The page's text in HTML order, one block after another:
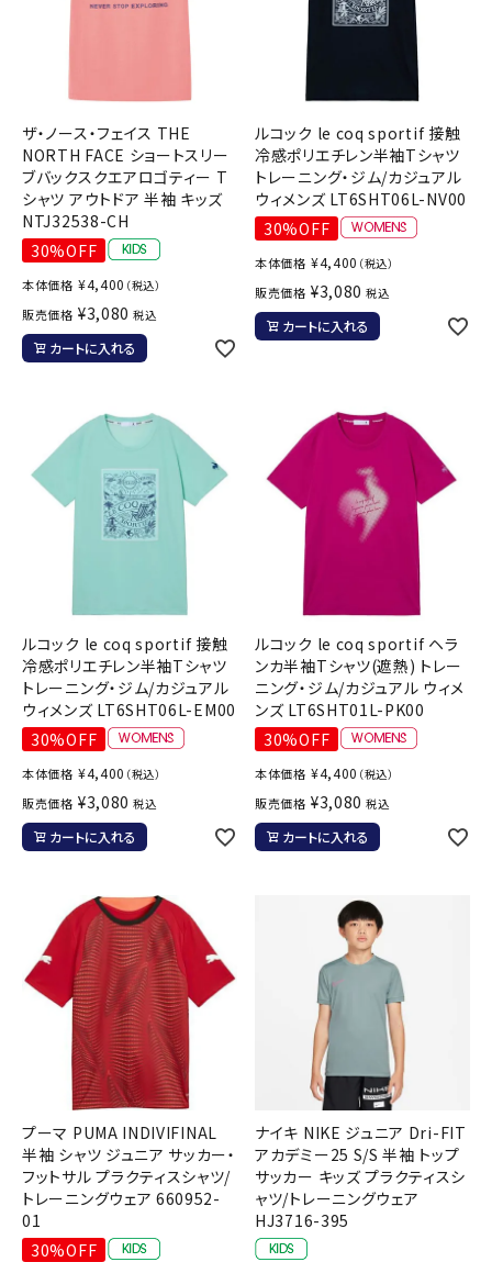
ザ・ノース・フェイス THE
NORTH FACE ショートスリー
ブバックスクエアロゴティー T
シャツ アウトドア 半袖 キッズ
NTJ32538-CH
30%OFF
本体価格 ¥4,400 （税込）
販売価格 ¥3,080 税込
カートに入れる
ルコック le coq sportif 接触
冷感ポリエチレン半袖Tシャツ
トレーニング・ジム/カジュアル
ウィメンズ LT6SHT06L-NV00
30%OFF
本体価格 ¥4,400 （税込）
販売価格 ¥3,080 税込
カートに入れる
ルコック le coq sportif 接触
冷感ポリエチレン半袖Tシャツ
トレーニング・ジム/カジュアル
ウィメンズ LT6SHT06L-EM00
30%OFF
本体価格 ¥4,400 （税込）
販売価格 ¥3,080 税込
カートに入れる
ルコック le coq sportif ヘラ
ンカ半袖Tシャツ(遮熱) トレー
ニング・ジム/カジュアル ウィメ
ンズ LT6SHT01L-PK00
30%OFF
本体価格 ¥4,400 （税込）
販売価格 ¥3,080 税込
カートに入れる
プーマ PUMA INDIVIFINAL
半袖 シャツ ジュニア サッカー・
フットサル プラクティスシャツ/
トレーニングウェア 660952-
01
30%OFF
ナイキ NIKE ジュニア Dri-FIT
アカデミー25 S/S 半袖 トップ
サッカー キッズ プラクティスシ
ャツ/トレーニングウェア
HJ3716-395